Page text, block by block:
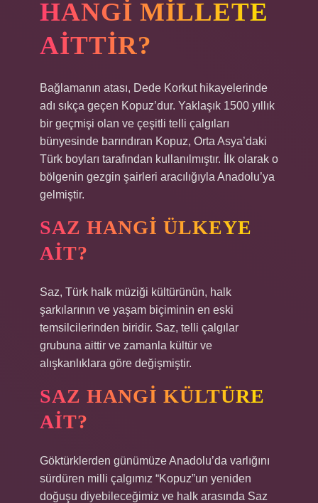
HANGI MILLETE
AITTIR?
Bağlamanın atası, Dede Korkut hikayelerinde
adı sıkça geçen Kopuz’dur. Yaklaşık 1500 yıllık
bir geçmişi olan ve çeşitli telli çalgıları
bünyesinde barındıran Kopuz, Orta Asya’daki
Türk boyları tarafından kullanılmıştır. İlk olarak o
bölgenin gezgin şairleri aracılığıyla Anadolu’ya
gelmiştir.
SAZ HANGI ÜLKEYE
AIT?
Saz, Türk halk müziği kültürünün, halk
şarkılarının ve yaşam biçiminin en eski
temsilcilerinden biridir. Saz, telli çalgılar
grubuna aittir ve zamanla kültür ve
alışkanlıklara göre değişmiştir.
SAZ HANGI KÜLTÜRE
AIT?
Göktürklerden günümüze Anadolu’da varlığını
sürdüren milli çalgımız “Kopuz”un yeniden
doğuşu diyebileceğimiz ve halk arasında Saz